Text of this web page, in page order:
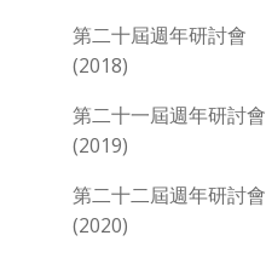
第二十屆週年研討會
(2018)
第二十一屆週年研討會
(2019)
第二十二屆週年研討會
(2020)